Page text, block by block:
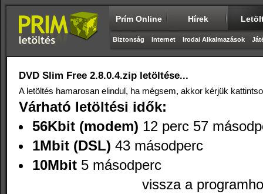
Prím Online Hírek
Biztonság Internet Irodai Alkalmazások
DVD Slim Free 2.8.0.4.zip letöltése...
A letöltés hamarosan elindul, ha mégsem, akkor kérjük
Várható letöltési idők:
56Kbit (modem) 12 perc 57
1Mbit (DSL) 43 másodperc
10Mbit 5 másodperc
vissza a